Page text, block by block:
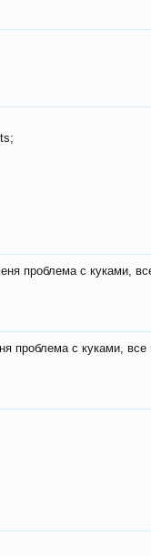
проблема с куками,
проблема с куками,